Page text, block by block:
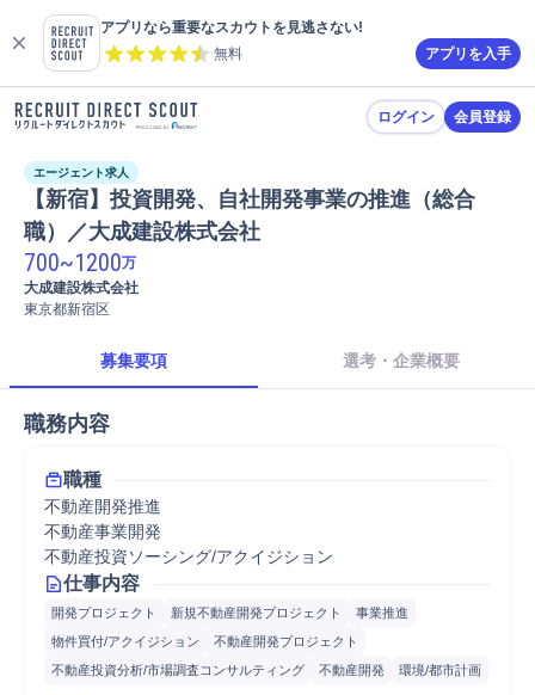
アプリなら重要なスカウトを見逃さない!
無料
アプリを入手
ログイン 会員登録
エージェント求人
【新宿】投資開発、自社開発事業の推進（総合
職）／大成建設株式会社
700~1200万
大成建設株式会社
東京都新宿区
募集要項 選考・企業概要
職務内容
職種
不動産開発推進
不動産事業開発
不動産投資ソーシング/アクイジション
仕事内容
開発プロジェクト 新規不動産開発プロジェクト
事業推進
物件買付/アクイジション
不動産開発プロジェクト
不動産投資分析/市場調査コンサルティング
不動産開発 環境/都市計画